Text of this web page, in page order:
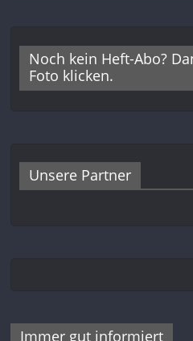
Noch kein Heft-Abo?
Foto klicken.
Unsere Partner
Immer gut informiert